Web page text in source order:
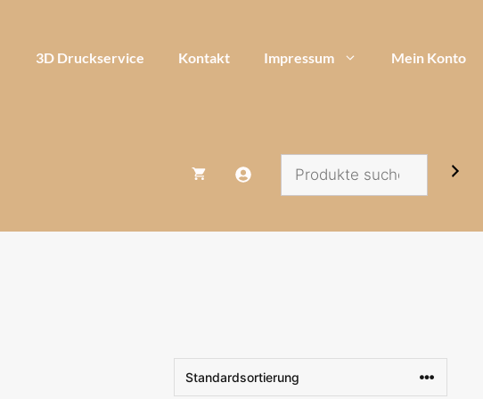
3D Druckservice Kontakt Impressum Mein Konto